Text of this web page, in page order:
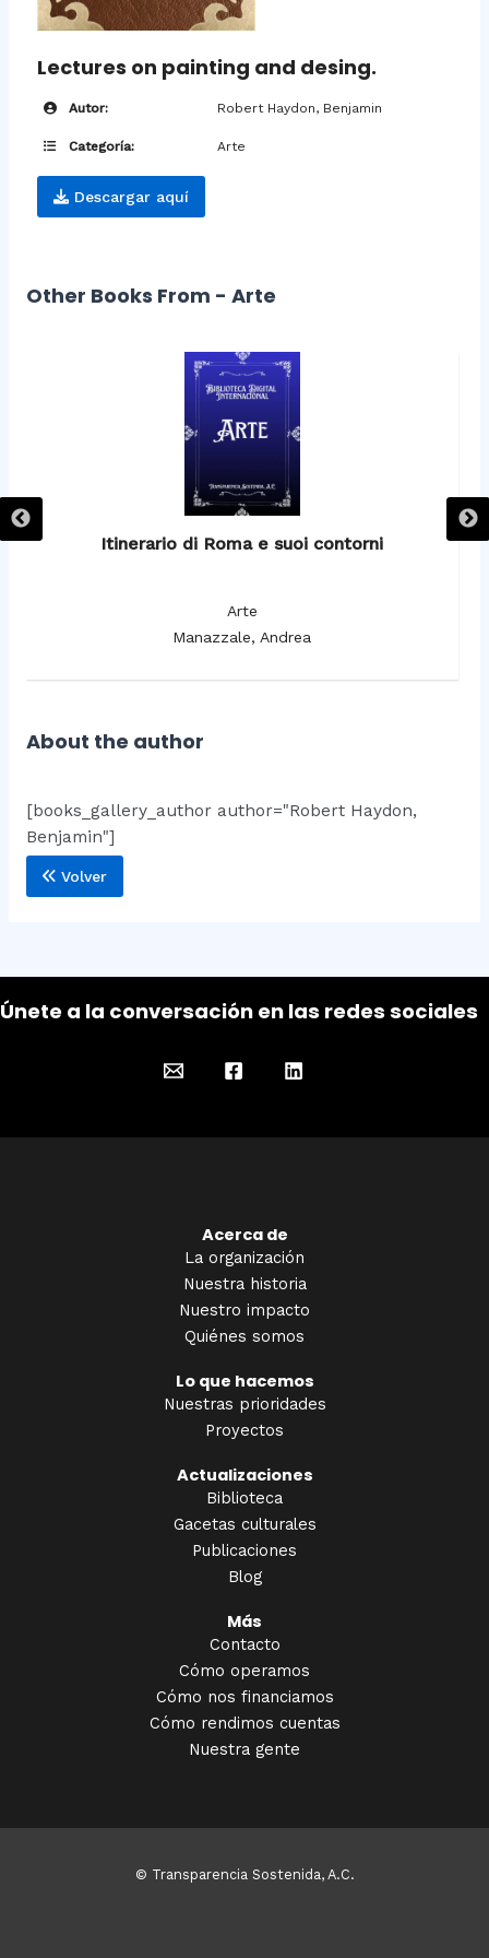
Lectures on painting and desing.
Autor: Robert Haydon, Benjamin
Categoría: Arte
Descargar aquí
Other Books From - Arte
Itinerario di Roma e suoi contorni
Arte
Manazzale, Andrea
About the author
[books_gallery_author author="Robert Haydon,
Benjamin"]
Volver
Únete a la conversación en las redes sociales
Acerca de
La organización
Nuestra historia
Nuestro impacto
Quiénes somos
Lo que hacemos
Nuestras prioridades
Proyectos
Actualizaciones
Biblioteca
Gacetas culturales
Publicaciones
Blog
Más
Contacto
Cómo operamos
Cómo nos financiamos
Cómo rendimos cuentas
Nuestra gente
© Transparencia Sostenida, A.C.